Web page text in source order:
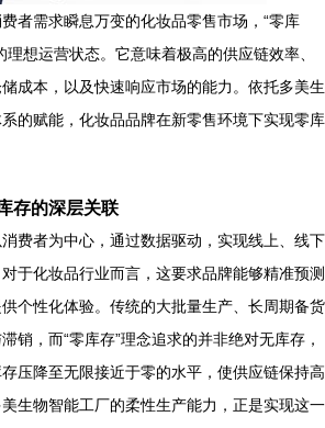
者需求瞬息万变的化妆品零售市场，“零库
想运营状态。它意味着极高的供应链效率、
成本，以及快速响应市场的能力。依托多美生
的赋能，化妆品品牌在新零售环境下实现零库
存的深层关联
费者为中心，通过数据驱动，实现线上、线下
于化妆品行业而言，这要求品牌能够精准预测
个性化体验。传统的大批量生产、长周期备货
销，而“零库存”理念追求的并非绝对无库存，
压降至无限接近于零的水平，使供应链保持高
生物智能工厂的柔性生产能力，正是实现这一